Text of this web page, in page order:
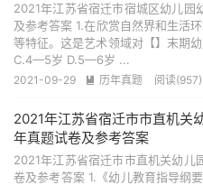
2021年江苏省宿迁市宿城区幼儿园
及参考答案 1.在欣赏自然界和生活
等特征。这是艺术领域对【】末
C.4—5岁 D.5—6岁 ...
2021-09-29  历年真题 阅读(957)
2021年江苏省宿迁市市直机关
年真题试卷及参考答案
2021年江苏省宿迁市市直机关幼儿
卷及参考答案 1.《幼儿教育指导纲